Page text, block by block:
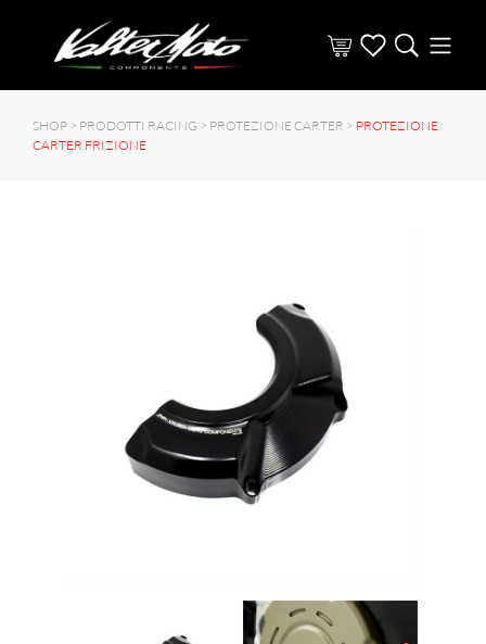
SHOP > PRODOTTI RACING > PROTEZIONE CARTER > PROTEZIONE
CARTER FRIZIONE